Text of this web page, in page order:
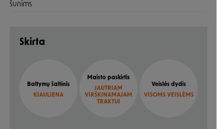
šunims
Skirta
Baltymų šaltinis
KIAULIENA
Maisto paskirtis
JAUTRIAM
VIRŠKINAMAJAM
TRAKTUI
Veislės dydis
VISOMS VEISLĖMS